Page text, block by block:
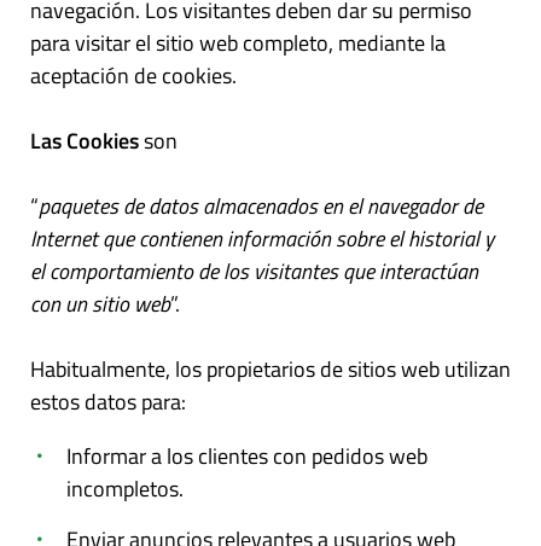
navegación. Los visitantes deben dar su permiso
para visitar el sitio web completo, mediante la
aceptación de cookies.
Las Cookiesson
“paquetes de datos almacenados en el navegador de
Internet que contienen información sobre el historial y
el comportamiento de los visitantes que interactúan
con un sitio web”.
Habitualmente, los propietarios de sitios web utilizan
estos datos para:
Informar a los clientes con pedidos web
incompletos.
Enviar anuncios relevantes a usuarios web